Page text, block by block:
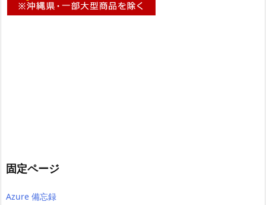
固定ページ
Azure 備忘録